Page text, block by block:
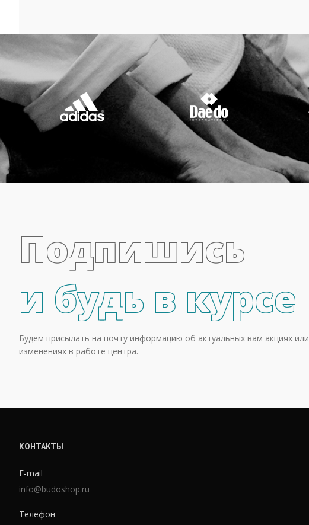
Подпишись
и будь в курсе
Будем присылать на почту информацию об актуальных вам акциях или
изменениях в работе центра.
КОНТАКТЫ
E-mail
info@budoshop.ru
Телефон